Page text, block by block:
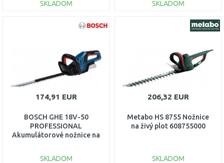
SKLADOM
DO KOŠÍKA
SKLADOM
DO KOŠÍKA
174,91 EUR
BOSCH GHE 18V-50
PROFESSIONAL
Akumulátorové nožnice na
SKLADOM
206,32 EUR
Metabo HS 8755 Nožnice
na živý plot 608755000
SKLADOM